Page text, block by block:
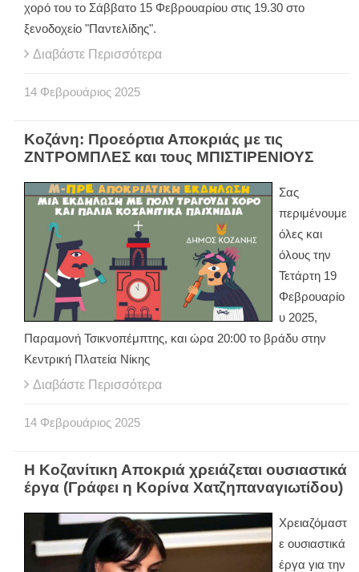
χορό του το Σάββατο 15 Φεβρουαρίου στις 19.30 στο
ξενοδοχείο "Παντελίδης".
Διαβάστε Περισσότερα
14 Φεβρουάριος 2025
Κοζάνη: Προεόρτια Αποκριάς με τις
ΖΝΤΡΟΜΠΛΕΣ και τους ΜΠΙΣΤΙΡΕΝΙΟΥΣ
Σας
περιμένουμε
όλες και
όλους την
Τετάρτη 19
Φεβρουαρίο
υ 2025,
Παραμονή Τσικνοπέμπτης, και ώρα 20:00 το βράδυ στην
Κεντρική Πλατεία Νίκης
Διαβάστε Περισσότερα
14 Φεβρουάριος 2025
Η Κοζανίτικη Αποκριά χρειάζεται ουσιαστικά
έργα (Γράφει η Κορίνα Χατζηπαναγιωτίδου)
Χρειαζόμαστ
ε ουσιαστικά
έργα για την